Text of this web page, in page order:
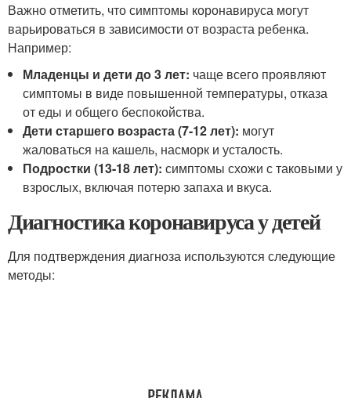
Важно отметить, что симптомы коронавируса могут
варьироваться в зависимости от возраста ребенка.
Например:
Младенцы и дети до 3 лет: чаще всего проявляют
симптомы в виде повышенной температуры, отказа
от еды и общего беспокойства.
Дети старшего возраста (7-12 лет): могут
жаловаться на кашель, насморк и усталость.
Подростки (13-18 лет): симптомы схожи с таковыми у
взрослых, включая потерю запаха и вкуса.
Диагностика коронавируса у детей
Для подтверждения диагноза используются следующие
методы: